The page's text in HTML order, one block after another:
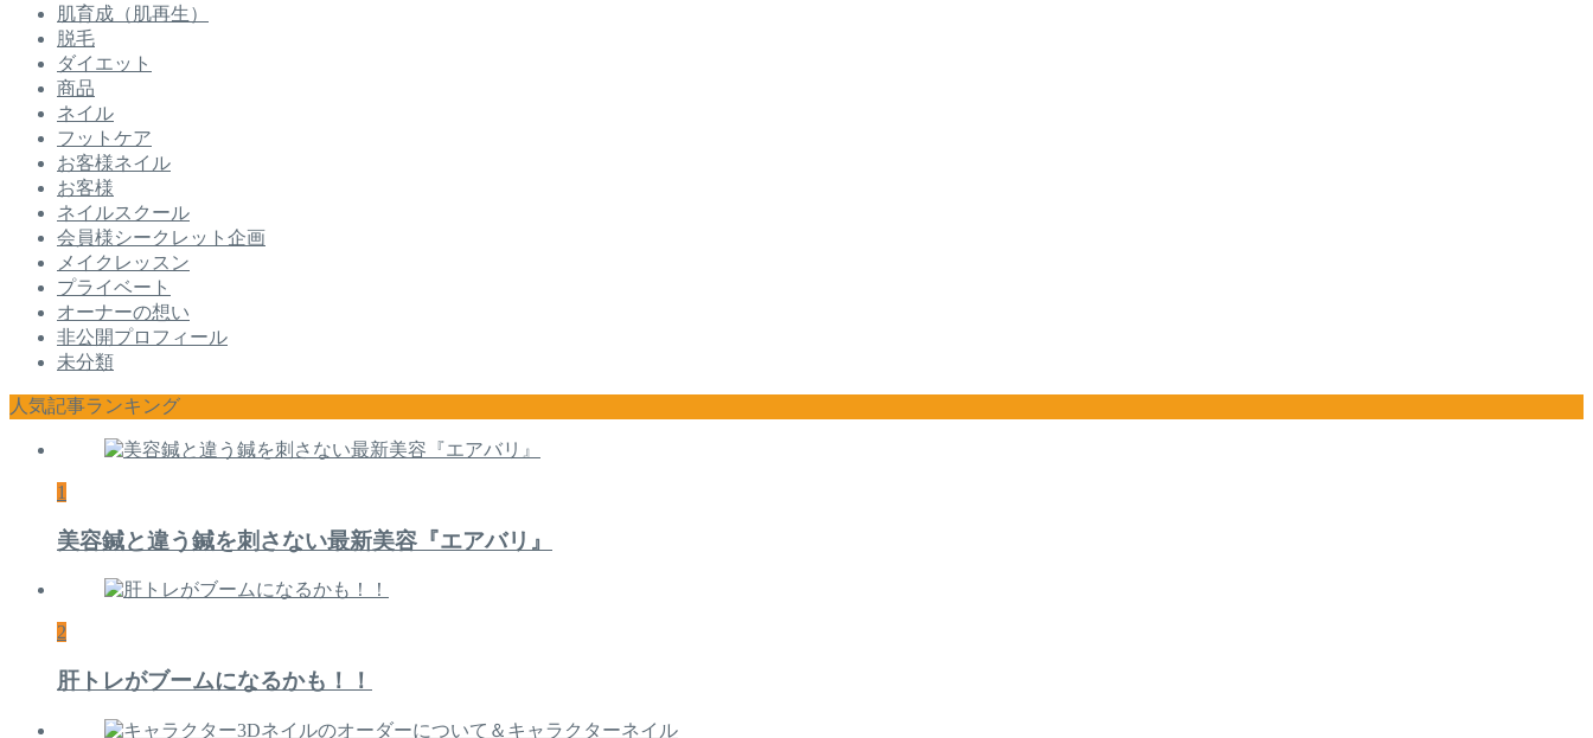
肌育成（肌再生）
脱毛
ダイエット
商品
ネイル
フットケア
お客様ネイル
お客様
ネイルスクール
会員様シークレット企画
メイクレッスン
プライベート
オーナーの想い
非公開プロフィール
未分類
人気記事ランキング
1
美容鍼と違う鍼を刺さない最新美容『エアバリ』
2
肝トレがブームになるかも！！